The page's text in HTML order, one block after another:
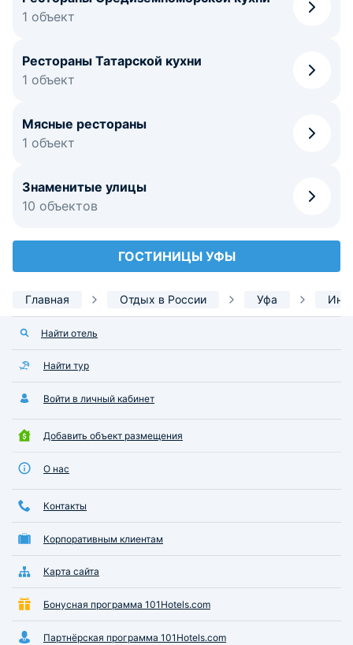
1 объект
Рестораны Татарской кухни
1 объект
Мясные рестораны
1 объект
Знаменитые улицы
10 объектов
ГОСТИНИЦЫ УФЫ
Главная Отдых в России Уфа
Найти отель
Найти тур
Войти в личный кабинет
Добавить объект размещения
О нас
Контакты
Корпоративным клиентам
Карта сайта
Бонусная программа 101Hotels.com
Партнёрская программа 101Hotels.com